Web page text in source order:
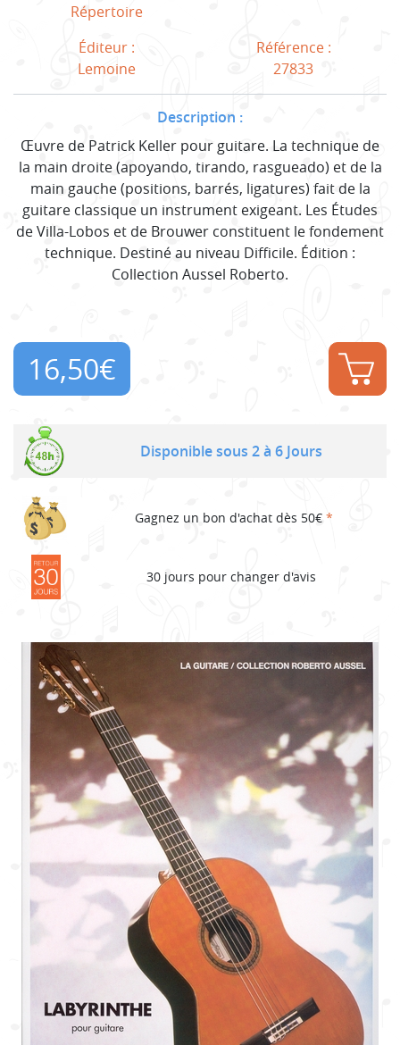
Répertoire
Éditeur :
Lemoine
Référence :
27833
Description :
Œuvre de Patrick Keller pour guitare. La technique de
la main droite (apoyando, tirando, rasgueado) et de la
main gauche (positions, barrés, ligatures) fait de la
guitare classique un instrument exigeant. Les Études
de Villa-Lobos et de Brouwer constituent le fondement
technique. Destiné au niveau Difficile. Édition :
Collection Aussel Roberto.
16,50€
Disponible sous 2 à 6 Jours
Gagnez un bon d'achat dès 50€ *
30 jours pour changer d'avis